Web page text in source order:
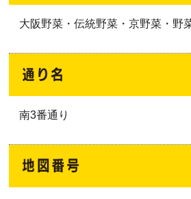
大阪野菜・伝統野菜・京野菜・野
南3番通り